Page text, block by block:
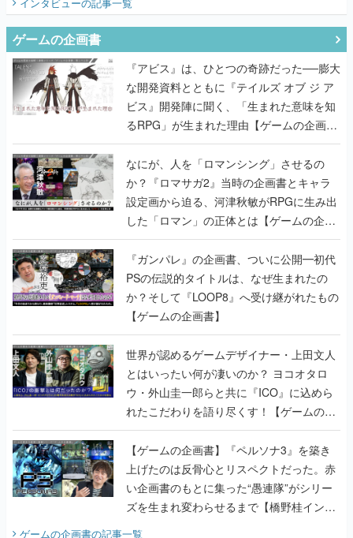
ゲームの企画書
『アビス』は、ひとつの奇跡だった──膨大
な開発資料とともに『テイルズ オブ ジ ア
ビス』開発陣に聞く、「生まれた意味を知
るRPG」が生まれた理由【ゲームの企画
書】
なにが、人を「ロマンシング」させるの
か？『ロマサガ2』当時の企画書とキャラ
設定画から迫る、河津秋敏がRPGに生み出
した「ロマン」の正体とは【ゲームの企画
書】
『ガンパレ』の企画書、ついに公開━初代
PSの伝説的タイトルは、なぜ生まれたの
か？そして『LOOP8』へ受け継がれたもの
【ゲームの企画書】
世界が認めるゲームデザイナー・上田文人
とはいったい何が凄いのか？ ヨコオタロ
ウ・外山圭一郎らと共に『ICO』に込めら
れたこだわりを語り尽くす！【ゲームの企
画書】
【ゲームの企画書】『ペルソナ3』を築き
上げたのは反骨心とリスペクトだった。赤
い企画書のもとに集った“愚連隊”がシリー
ズを生まれ変わらせるまで【橋野桂インタ
ゲームの企画書の記事一覧